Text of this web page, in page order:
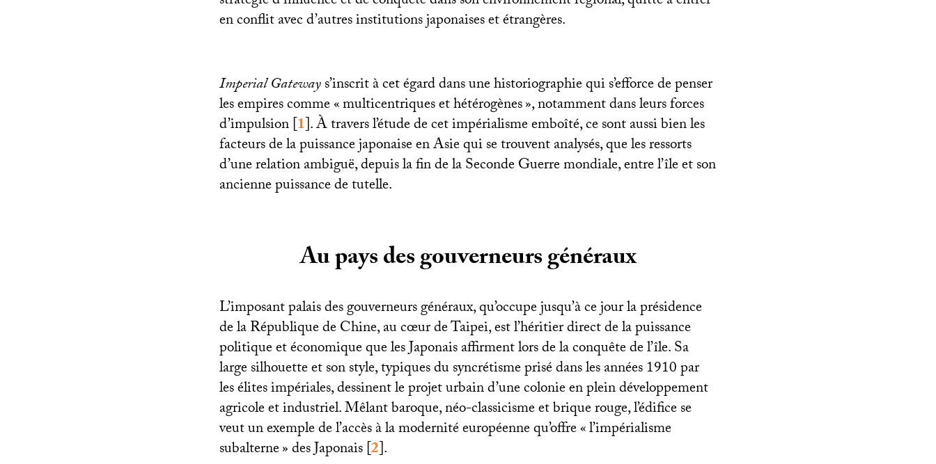
en conflit avec d’autres institutions japonaises et étrangères.
Imperial Gateways’inscrit à cet égard dans une historiographie qui s’efforce de penser
les empires comme «multicentriques et hétérogènes», notamment dans leurs forces
d’impulsion[1]. À travers l’étude de cet impérialisme emboîté, ce sont aussi bien les
facteurs de la puissance japonaise en Asie qui se trouvent analysés, que les ressorts
d’une relation ambiguë, depuis la fin de la Seconde Guerre mondiale, entre l’île et son
ancienne puissance de tutelle.
Au pays des gouverneurs généraux
L’imposant palais des gouverneurs généraux, qu’occupe jusqu’à ce jour la présidence
de la République de Chine, au cœur de Taipei, est l’héritier direct de la puissance
politique et économique que les Japonais affirment lors de la conquête de l’île. Sa
large silhouette et son style, typiques du syncrétisme prisé dans les années 1910 par
les élites impériales, dessinent le projet urbain d’une colonie en plein développement
agricole et industriel. Mêlant baroque, néo-classicisme et brique rouge, l’édifice se
veut un exemple de l’accès à la modernité européenne qu’offre «l’impérialisme
subalterne» des Japonais[2].